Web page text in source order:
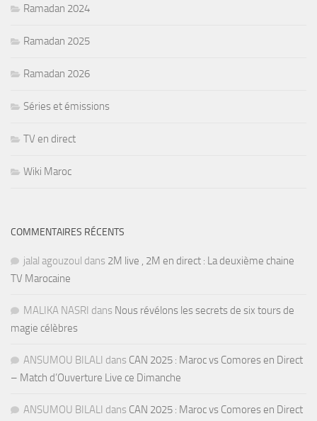
Ramadan 2024
Ramadan 2025
Ramadan 2026
Séries et émissions
TV en direct
Wiki Maroc
COMMENTAIRES RÉCENTS
jalal agouzoul dans 2M live , 2M en direct : La deuxième chaine
TV Marocaine
MALIKA NASRI dans Nous révélons les secrets de six tours de
magie célèbres
ANSUMOU BILALI dans CAN 2025 : Maroc vs Comores en Direct
– Match d’Ouverture Live ce Dimanche
ANSUMOU BILALI dans CAN 2025 : Maroc vs Comores en Direct